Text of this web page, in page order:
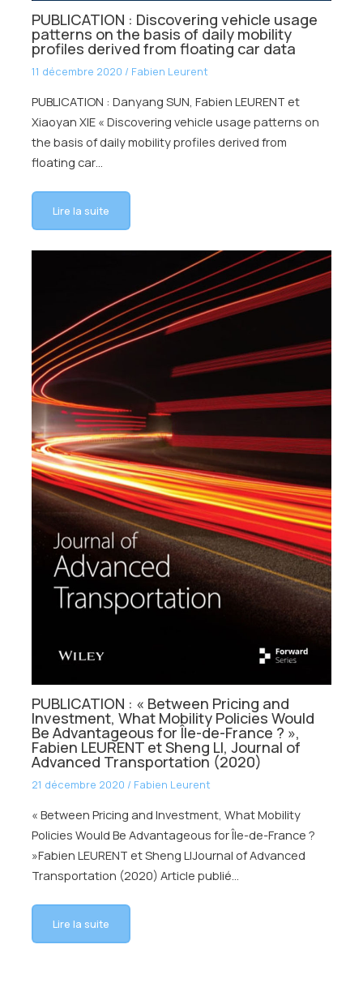
PUBLICATION : Discovering vehicle usage
patterns on the basis of daily mobility
profiles derived from floating car data
11 décembre 2020 / Fabien Leurent
PUBLICATION : Danyang SUN, Fabien LEURENT et
Xiaoyan XIE « Discovering vehicle usage patterns on
the basis of daily mobility profiles derived from
floating car…
Lire la suite
PUBLICATION : « Between Pricing and
Investment, What Mobility Policies Would
Be Advantageous for Île-de-France ? »,
Fabien LEURENT et Sheng LI, Journal of
Advanced Transportation (2020)
21 décembre 2020 / Fabien Leurent
« Between Pricing and Investment, What Mobility
Policies Would Be Advantageous for Île-de-France ?
»Fabien LEURENT et Sheng LIJournal of Advanced
Transportation (2020) Article publié…
Lire la suite